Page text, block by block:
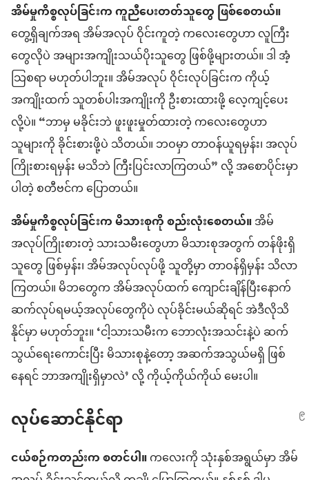
အိမ်မှုကိစ္စလုပ်ခြင်းက ကူညီပေးတတ်သူတွေ ဖြစ်စေတယ်။
တွေ့ရှိချက်အရ အိမ်အလုပ် ဝိုင်းကူတဲ့ ကလေးတွေဟာ လူကြီး
တွေလိုပဲ အများအကျိုးသယ်ပိုးသူတွေ ဖြစ်ဖို့များတယ်။ ဒါ အံ့
သြစရာ မဟုတ်ပါဘူး။ အိမ်အလုပ် ဝိုင်းလုပ်ခြင်းက ကိုယ့်
အကျိုးထက် သူတစ်ပါးအကျိုးကို ဦးစားထားဖို့ လေ့ကျင့်ပေး
လို့ပဲ။ “ဘာမှ မခိုင်းဘဲ ဖူးဖူးမှုတ်ထားတဲ့ ကလေးတွေဟာ
သူများကို ခိုင်းစားဖို့ပဲ သိတယ်။ ဘဝမှာ တာဝန်ယူရမှန်း၊ အလုပ်
ကြိုးစားရမှန်း မသိဘဲ ကြီးပြင်းလာကြတယ်” လို့ အစောပိုင်းမှာ
ပါတဲ့ စတီဗင်က ပြောတယ်။
အိမ်မှုကိစ္စလုပ်ခြင်းက မိသားစုကို စည်းလုံးစေတယ်။အိမ်
အလုပ်ကြိုးစားတဲ့ သားသမီးတွေဟာ မိသားစုအတွက် တန်ဖိုးရှိ
သူတွေ ဖြစ်မှန်း၊ အိမ်အလုပ်လုပ်ဖို့ သူတို့မှာ တာဝန်ရှိမှန်း သိလာ
ကြတယ်။ မိဘတွေက အိမ်အလုပ်ထက် ကျောင်းချိန်ပြီးနောက်
ဆက်လုပ်ရမယ့်အလုပ်တွေကိုပဲ လုပ်ခိုင်းမယ်ဆိုရင် အဲဒီလိုသိ
နိုင်မှာ မဟုတ်ဘူး။ ‘ငါ့သားသမီးက ဘောလုံးအသင်းနဲ့ပဲ ဆက်
သွယ်ရေးကောင်းပြီး မိသားစုနဲ့တော့ အဆက်အသွယ်မရှိ ဖြစ်
နေရင် ဘာအကျိုးရှိမှာလဲ’ လို့ ကိုယ့်ကိုယ်ကိုယ် မေးပါ။
လုပ်ဆောင်နိုင်ရာ
ငယ်စဉ်ကတည်းက စတင်ပါ။ကလေးကို သုံးနှစ်အရွယ်မှာ အိမ်